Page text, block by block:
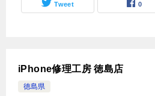
Tweet 0
iPhone修理工房 徳島店
徳島県